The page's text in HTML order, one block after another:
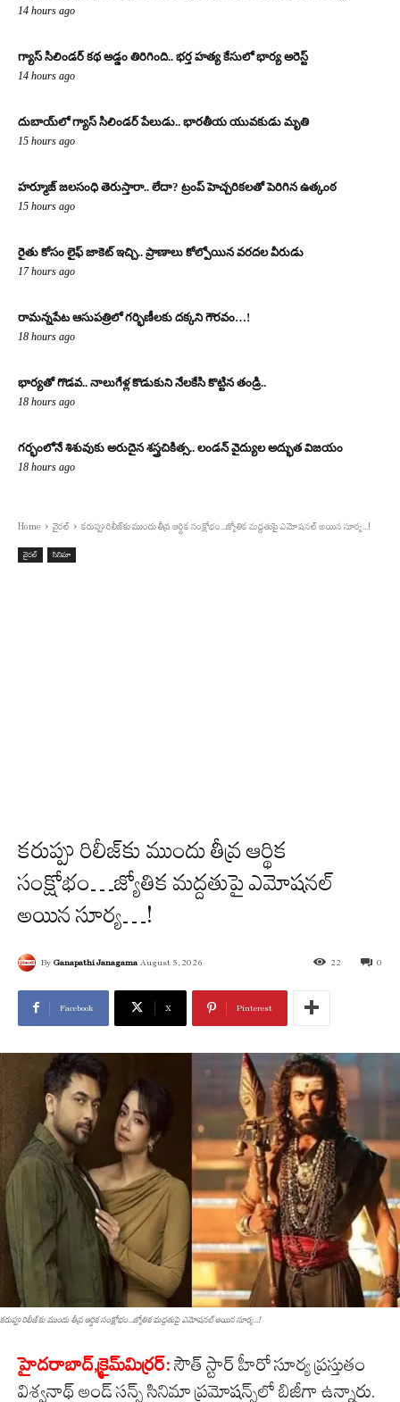
14 hours ago
గ్యాస్ సిలిండర్ కథ అడ్డం తిరిగింది.. భర్త హత్య కేసులో భార్య అరెస్ట్
14 hours ago
దుబాయ్‌లో గ్యాస్ సిలిండర్ పేలుడు.. భారతీయ యువకుడు మృతి
15 hours ago
హర్మూజ్ జలసంధి తెరుస్తారా.. లేదా? ట్రంప్ హెచ్చరికలతో పెరిగిన ఉత్కంఠ
15 hours ago
రైతు కోసం లైఫ్ జాకెట్ ఇచ్చి.. ప్రాణాలు కోల్పోయిన వరదల వీరుడు
17 hours ago
రామన్నపేట ఆసుపత్రిలో గర్భిణీలకు దక్కని గౌరవం…!
18 hours ago
భార్యతో గొడవ.. నాలుగేళ్ల కొడుకుని నేలకేసి కొట్టిన తండ్రి..
18 hours ago
గర్భంలోనే శిశువుకు అరుదైన శస్త్రచికిత్స.. లండన్ వైద్యుల అద్భుత విజయం
18 hours ago